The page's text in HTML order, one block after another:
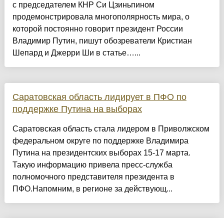
с председателем КНР Си Цзиньпином
продемонстрировала многополярность мира, о
которой постоянно говорит президент России
Владимир Путин, пишут обозреватели Кристиан
Шепард и Джерри Ши в статье…...
Саратовская область лидирует в ПФО по
поддержке Путина на выборах
Саратовская область стала лидером в Приволжском
федеральном округе по поддержке Владимира
Путина на президентских выборах 15-17 марта.
Такую информацию привела пресс-служба
полномочного представителя президента в
ПФО.Напомним, в регионе за действующ...